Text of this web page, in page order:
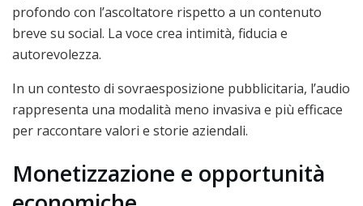
profondo con l’ascoltatore rispetto a un contenuto
breve su social. La voce crea intimità, fiducia e
autorevolezza.
In un contesto di sovraesposizione pubblicitaria, l’audio
rappresenta una modalità meno invasiva e più efficace
per raccontare valori e storie aziendali.
Monetizzazione e opportunità